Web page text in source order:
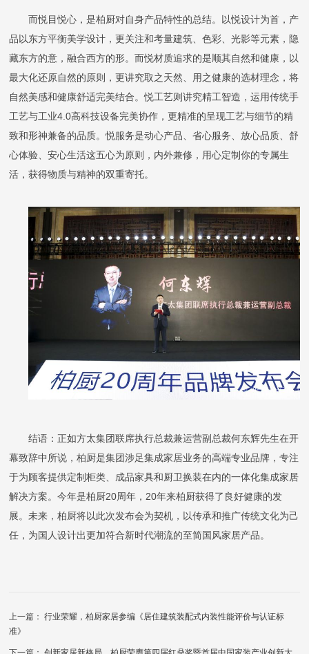
而悦目悦心，是柏厨对自身产品特性的总结。以悦设计为首，产
品以东方平衡美学设计，更关注和考量建筑、色彩、光影等元素，隐
藏东方的意，融合西方的形。而悦材质追求的是顺其自然和健康，以
最大化还原自然的原则，更讲究取之天然、用之健康的选材理念，将
自然美感和健康舒适完美结合。悦工艺则讲究精工智造，运用传统手
工艺与工业4.0高科技设备完美协作，更精准的呈现工艺与细节的精
致和形神兼备的品质。悦服务是动心产品、省心服务、放心品质、舒
心体验、安心生活这五心为原则，内外兼修，用心定制你的专属生
活，获得物质与精神的双重寄托。
结语：正如方太集团联席执行总裁兼运营副总裁何东辉先生在开
幕致辞中所说，柏厨是集团涉足集成家居业务的高端专业品牌，专注
于为顾客提供定制柜类、成品家具和厨卫换装在内的一体化集成家居
解决方案。今年是柏厨20周年，20年来柏厨获得了良好健康的发
展。未来，柏厨将以此次发布会为契机，以传承和推广传统文化为己
任，为国人设计出更加符合新时代潮流的至简国风家居产品。
上一篇：行业荣耀，柏厨家居参编《居住建筑装配式内装性能评价与认证标
准》